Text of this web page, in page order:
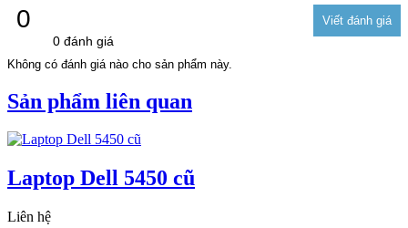
0
0 đánh giá
Không có đánh giá nào cho sản phẩm này.
Sản phẩm liên quan
Laptop Dell 5450 cũ
Liên hệ